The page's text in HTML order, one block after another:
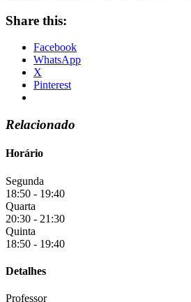
Share this:
Facebook
WhatsApp
X
Pinterest
Relacionado
Horário
Segunda
18:50 - 19:40
Quarta
20:30 - 21:30
Quinta
18:50 - 19:40
Detalhes
Professor